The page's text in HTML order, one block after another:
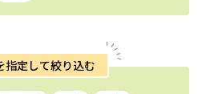
指定して絞り込む